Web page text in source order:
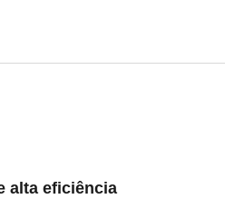
alta eficiência